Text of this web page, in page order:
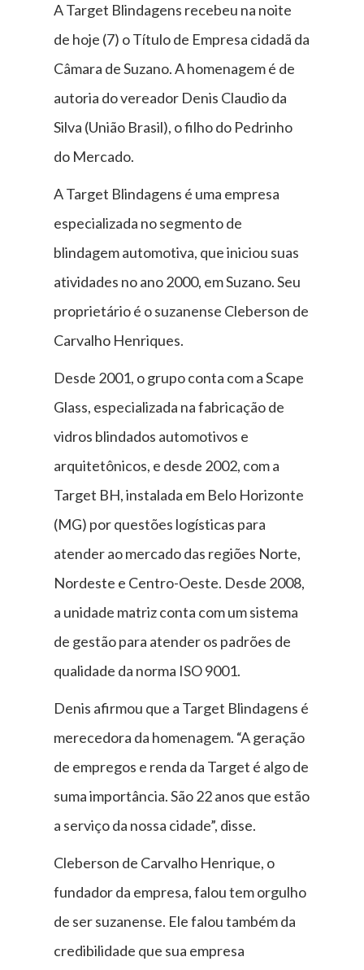
A Target Blindagens recebeu na noite
de hoje (7) o Título de Empresa cidadã da
Câmara de Suzano. A homenagem é de
autoria do vereador Denis Claudio da
Silva (União Brasil), o filho do Pedrinho
do Mercado.
A Target Blindagens é uma empresa
especializada no segmento de
blindagem automotiva, que iniciou suas
atividades no ano 2000, em Suzano. Seu
proprietário é o suzanense Cleberson de
Carvalho Henriques.
Desde 2001, o grupo conta com a Scape
Glass, especializada na fabricação de
vidros blindados automotivos e
arquitetônicos, e desde 2002, com a
Target BH, instalada em Belo Horizonte
(MG) por questões logísticas para
atender ao mercado das regiões Norte,
Nordeste e Centro-Oeste. Desde 2008,
a unidade matriz conta com um sistema
de gestão para atender os padrões de
qualidade da norma ISO 9001.
Denis afirmou que a Target Blindagens é
merecedora da homenagem. “A geração
de empregos e renda da Target é algo de
suma importância. São 22 anos que estão
a serviço da nossa cidade”, disse.
Cleberson de Carvalho Henrique, o
fundador da empresa, falou tem orgulho
de ser suzanense. Ele falou também da
credibilidade que sua empresa